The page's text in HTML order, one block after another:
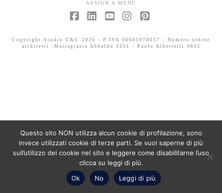
ASSIGN A MENU
Copyright Studio C&C 2026 - P.IVA 08601070017 - Numero ordine
architetti -Mariagrazia Abbaldo 3351 - Paolo Albertelli 4802
Questo sito NON utilizza alcun cookie di profilazione, sono
invece utilizzati cookie di terze parti. Se vuoi saperne di più
sull’utilizzo dei cookie nel sito e leggere come disabilitarne l’uso
clicca su leggi di più.
Ok
No Leggi di più